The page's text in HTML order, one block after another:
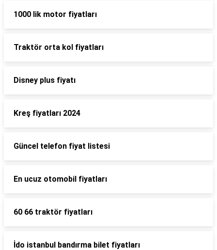
1000 lik motor fiyatları
Traktör orta kol fiyatları
Disney plus fiyatı
Kreş fiyatları 2024
Güncel telefon fiyat listesi
En ucuz otomobil fiyatları
60 66 traktör fiyatları
İdo istanbul bandırma bilet fiyatları